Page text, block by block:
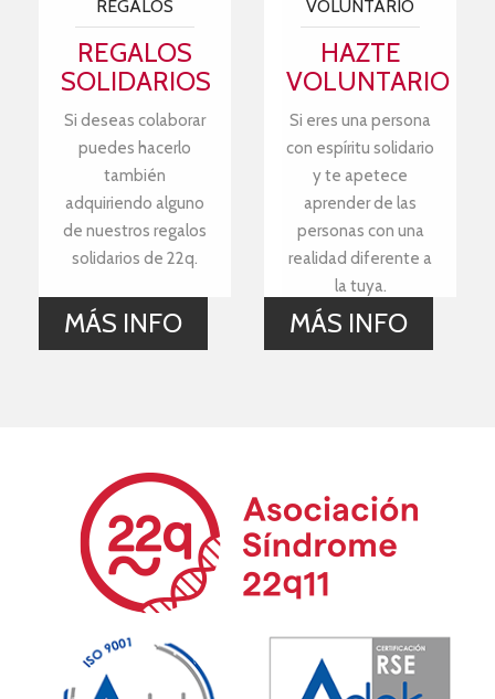
REGALOS
REGALOS
SOLIDARIOS
Si deseas colaborar
puedes hacerlo
también
adquiriendo alguno
de nuestros regalos
solidarios de 22q.
MÁS INFO
VOLUNTARIO
HAZTE
VOLUNTARIO
Si eres una persona
con espíritu solidario
y te apetece
aprender de las
personas con una
realidad diferente a
la tuya.
MÁS INFO